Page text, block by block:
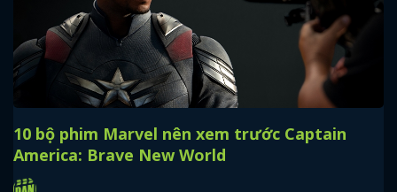
10 bộ phim Marvel nên xem trước Captain
America: Brave New World